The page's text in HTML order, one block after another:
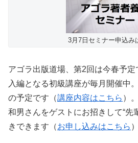
3月7日セミナー申込み
アゴラ出版道場、第2回は今春予
入編となる初級講座が毎月開催中
の予定です（講座内容はこちら ）
和男さんをゲストにお招きして“先
きできます（お申し込みはこちら